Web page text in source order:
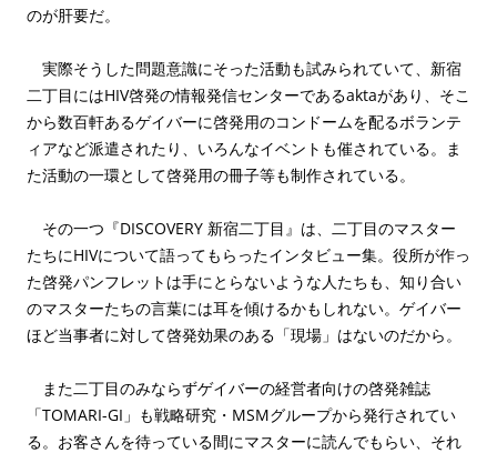
のが肝要だ。
実際そうした問題意識にそった活動も試みられていて、新宿
二丁目にはHIV啓発の情報発信センターであるaktaがあり、そこ
から数百軒あるゲイバーに啓発用のコンドームを配るボランテ
ィアなど派遣されたり、いろんなイベントも催されている。ま
た活動の一環として啓発用の冊子等も制作されている。
その一つ『DISCOVERY 新宿二丁目』は、二丁目のマスター
たちにHIVについて語ってもらったインタビュー集。役所が作っ
た啓発パンフレットは手にとらないような人たちも、知り合い
のマスターたちの言葉には耳を傾けるかもしれない。ゲイバー
ほど当事者に対して啓発効果のある「現場」はないのだから。
また二丁目のみならずゲイバーの経営者向けの啓発雑誌
「TOMARI-GI」も戦略研究・MSMグループから発行されてい
る。お客さんを待っている間にマスターに読んでもらい、それ